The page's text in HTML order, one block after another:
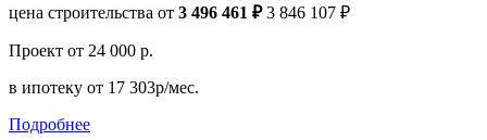
цена строительства от 3 496 461 ₽ 3 846 107 ₽
Проект от 24 000 р.
в ипотеку от 17 303р/мес.
Подробнее